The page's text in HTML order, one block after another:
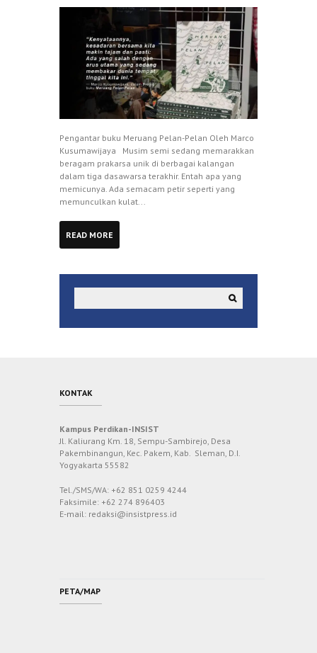
Pengantar buku Meruang Pelan-Pelan Oleh Marco
Kusumawijaya Musim semi sedang memarakkan
beragam prakarsa unik di berbagai kalangan
dalam tiga dasawarsa terakhir. Entah apa yang
memicunya. Ada semacam petir seperti yang
memunculkan kulat...
READ MORE
KONTAK
Kampus Perdikan-INSIST
Jl. Kaliurang Km. 18, Sempu-Sambirejo, Desa
Pakembinangun, Kec. Pakem, Kab. Sleman, D.I.
Yogyakarta 55582
Tel./SMS/WA: +62 851 0259 4244
Faksimile: +62 274 896403
E-mail: redaksi@insistpress.id
PETA/MAP